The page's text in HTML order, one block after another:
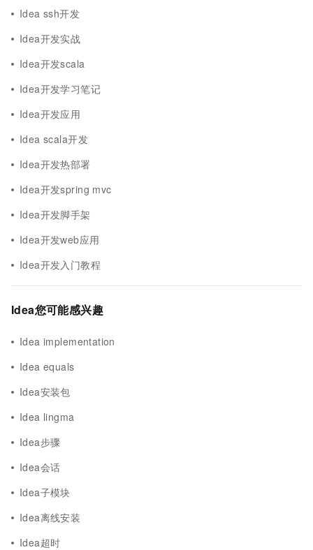
Idea ssh开发
Idea开发实战
Idea开发scala
Idea开发学习笔记
Idea开发应用
Idea scala开发
Idea开发热部署
Idea开发spring mvc
Idea开发脚手架
Idea开发web应用
Idea开发入门教程
Idea您可能感兴趣
Idea implementation
Idea equals
Idea安装包
Idea lingma
Idea步骤
Idea会话
Idea子模块
Idea离线安装
Idea超时